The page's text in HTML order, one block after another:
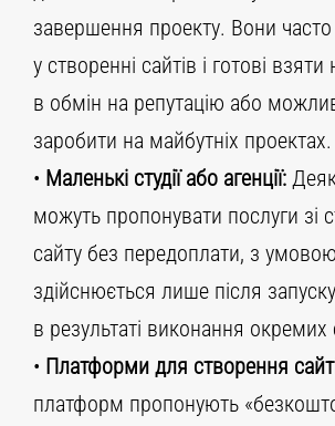
завершення проекту. Вони
у створенні сайтів і готові
в обмін на репутацію або
заробити на майбутніх проектах.
• Маленькі студії або агенції:
можуть пропонувати послуги зі
сайту без передоплати, з
здійснюється лише після
в результаті виконання окремих
• Платформи для створення
платформ пропонують